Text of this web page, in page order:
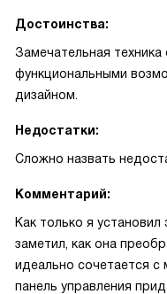
Достоинства:
Замечательная
функциональными
дизайном.
Недостатки:
Сложно назвать
Комментарий:
Как только я установил
заметил, как она
идеально сочетается
панель управления